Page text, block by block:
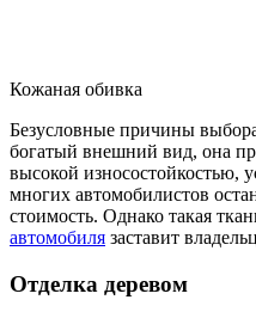
Кожаная обивка
Безусловные причины
богатый внешний вид, она
высокой износостойкостью,
многих автомобилистов
стоимость. Однако такая
автомобиля заставит
Отделка деревом